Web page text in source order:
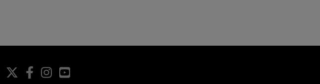
Facebook
InstagramYouTube